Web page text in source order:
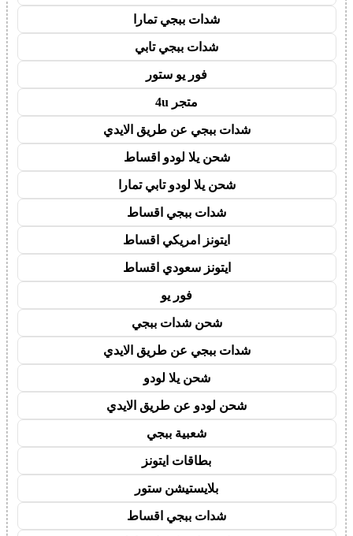
شدات ببجي تمارا
شدات ببجي تابي
فور يو ستور
متجر 4u
شدات ببجي عن طريق الايدي
شحن يلا لودو اقساط
شحن يلا لودو تابي تمارا
شدات ببجي اقساط
ايتونز امريكي اقساط
ايتونز سعودي اقساط
فور يو
شحن شدات ببجي
شدات ببجي عن طريق الايدي
شحن يلا لودو
شحن لودو عن طريق الايدي
شعبية ببجي
بطاقات ايتونز
بلايستيشن ستور
شدات ببجي اقساط